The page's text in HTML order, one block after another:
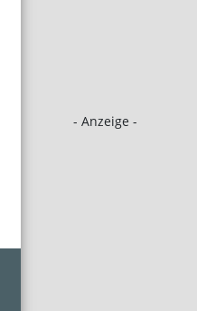
- Anzeige -